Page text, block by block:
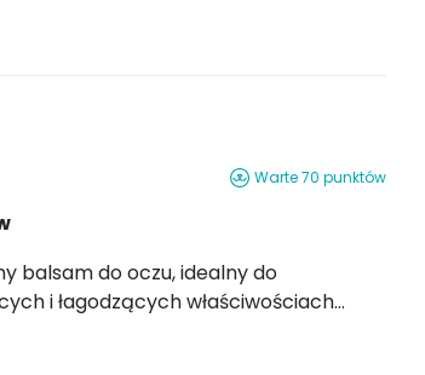
Warte 70 punktów